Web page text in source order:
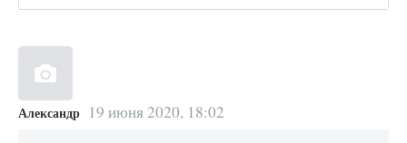
Александр 19 июня 2020, 18:02